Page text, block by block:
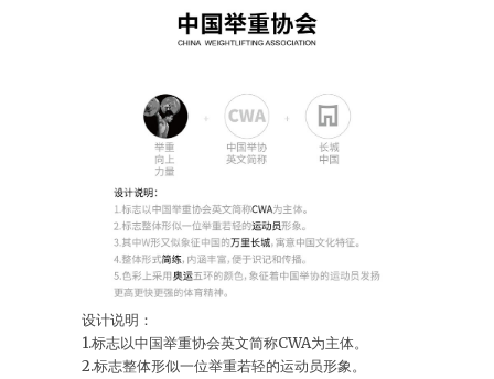
设计说明：
1.标志以中国举重协会英文简称CWA为主体。
2.标志整体形似一位举重若轻的运动员形象。